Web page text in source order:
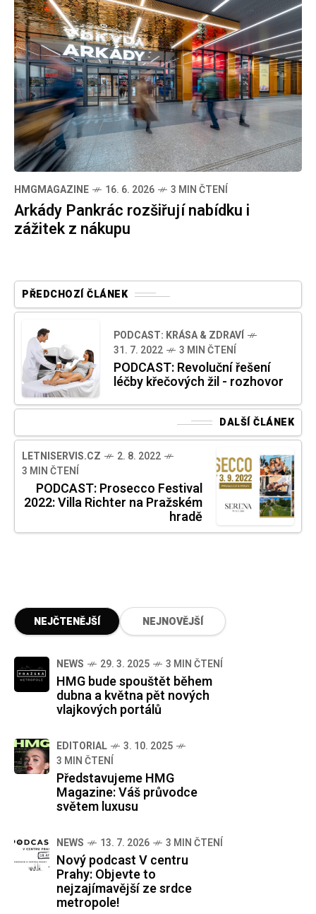
HMGMAGAZINE 16. 6. 2026 3 MIN ČTENÍ
Arkády Pankrác rozšiřují nabídku i
zážitek z nákupu
PŘEDCHOZÍ ČLÁNEK
PODCAST: KRÁSA & ZDRAVÍ
31. 7. 2022
3 MIN ČTENÍ
PODCAST: Revoluční řešení
léčby křečových žil - rozhovor
DALŠÍ ČLÁNEK
LETNISERVIS.CZ
2. 8. 2022
3 MIN ČTENÍ
PODCAST: Prosecco Festival
2022: Villa Richter na Pražském
hradě
NEJČTENĚJŠÍ NEJNOVĚJŠÍ
NEWS 29. 3. 2025 3 MIN ČTENÍ
HMG bude spouštět během
dubna a května pět nových
vlajkových portálů
EDITORIAL
3. 10. 2025
3 MIN ČTENÍ
Představujeme HMG
Magazine: Váš průvodce
světem luxusu
NEWS 13. 7. 2026 3 MIN ČTENÍ
Nový podcast V centru
Prahy: Objevte to
nejzajímavější ze srdce
metropole!